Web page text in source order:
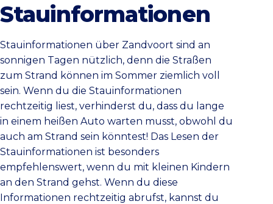
Stauinformationen
Stauinformationen über Zandvoort sind an
sonnigen Tagen nützlich, denn die Straßen
zum Strand können im Sommer ziemlich voll
sein. Wenn du die Stauinformationen
rechtzeitig liest, verhinderst du, dass du lange
in einem heißen Auto warten musst, obwohl du
auch am Strand sein könntest! Das Lesen der
Stauinformationen ist besonders
empfehlenswert, wenn du mit kleinen Kindern
an den Strand gehst. Wenn du diese
Informationen rechtzeitig abrufst, kannst du